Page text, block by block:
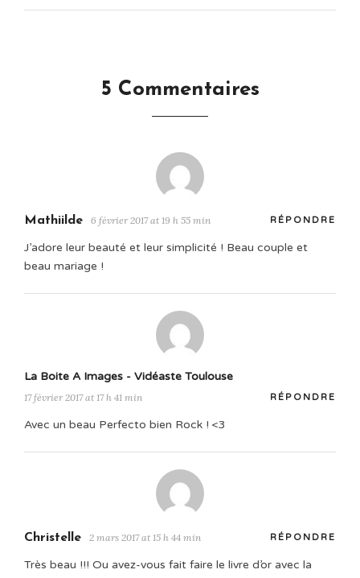
5 Commentaires
Mathiilde 6 février 2017 at 19 h 55 min RÉPONDRE
J’adore leur beauté et leur simplicité ! Beau couple et
beau mariage !
La Boite A Images - Vidéaste Toulouse
17 février 2017 at 17 h 41 min RÉPONDRE
Avec un beau Perfecto bien Rock ! <3
Christelle 2 mars 2017 at 15 h 44 min RÉPONDRE
Très beau !!! Ou avez-vous fait faire le livre d’or avec la